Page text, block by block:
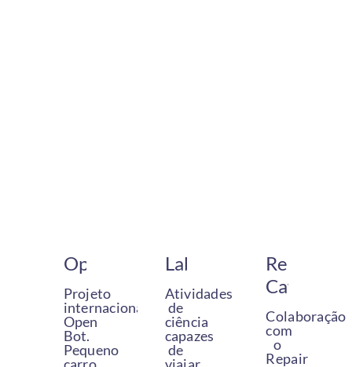
Openbot
Projeto
internacional
Open
Bot.
Pequeno
Labx
Atividades
de
ciência
capazes
de
Repair
Café
Colaboração
com
o
Repair